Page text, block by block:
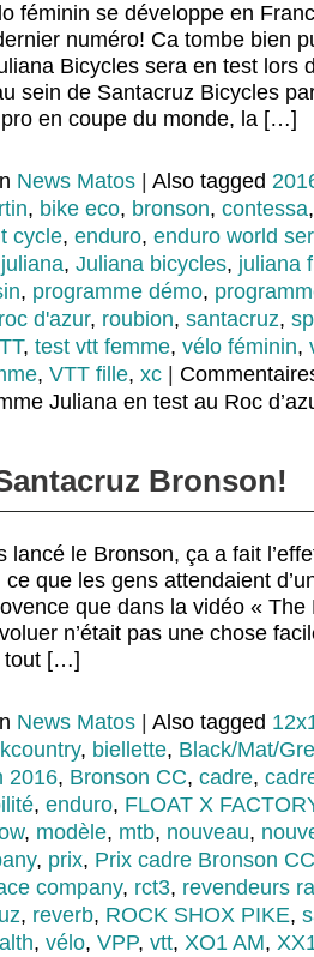
féminin se développe en
numéro! Ca tombe bien
Bicycles sera en test lors
sein de Santacruz Bicycles
en coupe du monde, la […]
News Matos Also tagged
, bike eco, bronson, contessa
cycle, enduro, enduro world
juliana, Juliana bicycles, juliana
, programme démo,
roc d'azur, roubion, santacruz,
, test vtt femme, vélo féminin,
, VTT fille, xc
Juliana en test au Roc
Bronson!
lancé le Bronson, ça a fait
ce que les gens attendaient
que dans la vidéo «
n’était pas une chose
tout […]
News Matos Also tagged
, biellette, Black/Mat/
2016, Bronson CC, cadre,
, enduro, FLOAT X
, modèle, mtb, nouveau,
, prix, Prix cadre Bronson CC
company, rct3, revendeurs
, reverb, ROCK SHOX PIKE,
, vélo, VPP, vtt, XO1 AM,